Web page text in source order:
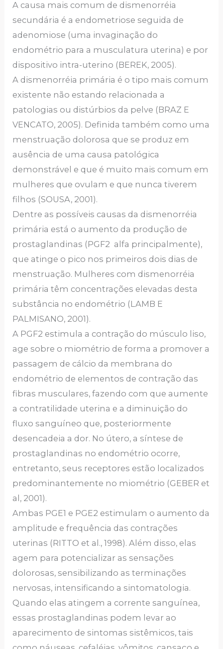
A causa mais comum de dismenorréia
secundária é a endometriose seguida de
adenomiose (uma invaginação do
endométrio para a musculatura uterina) e por
dispositivo intra-uterino (BEREK, 2005).
A dismenorréia primária é o tipo mais comum
existente não estando relacionada a
patologias ou distúrbios da pelve (BRAZ E
VENCATO, 2005). Definida também como uma
menstruação dolorosa que se produz em
ausência de uma causa patológica
demonstrável e que é muito mais comum em
mulheres que ovulam e que nunca tiverem
filhos (SOUSA, 2001).
Dentre as possíveis causas da dismenorréia
primária está o aumento da produção de
prostaglandinas (PGF2 alfa principalmente),
que atinge o pico nos primeiros dois dias de
menstruação. Mulheres com dismenorréia
primária têm concentrações elevadas desta
substância no endométrio (LAMB E
PALMISANO, 2001).
A PGF2 estimula a contração do músculo liso,
age sobre o miométrio de forma a promover a
passagem de cálcio da membrana do
endométrio de elementos de contração das
fibras musculares, fazendo com que aumente
a contratilidade uterina e a diminuição do
fluxo sanguíneo que, posteriormente
desencadeia a dor. No útero, a síntese de
prostaglandinas no endométrio ocorre,
entretanto, seus receptores estão localizados
predominantemente no miométrio (GEBER et
al, 2001).
Ambas PGE1 e PGE2 estimulam o aumento da
amplitude e frequência das contrações
uterinas (RITTO et al., 1998). Além disso, elas
agem para potencializar as sensações
dolorosas, sensibilizando as terminações
nervosas, intensificando a sintomatologia.
Quando elas atingem a corrente sanguínea,
essas prostaglandinas podem levar ao
aparecimento de sintomas sistêmicos, tais